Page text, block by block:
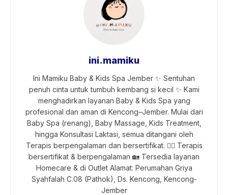
ini.mamiku
Ini Mamiku Baby & Kids Spa Jember ✨ Sentuhan
penuh cinta untuk tumbuh kembang si kecil ✨ Kami
menghadirkan layanan Baby & Kids Spa yang
profesional dan aman di Kencong–Jember. Mulai dari
Baby Spa (renang), Baby Massage, Kids Treatment,
hingga Konsultasi Laktasi, semua ditangani oleh
Terapis berpengalaman dan bersertifikat. 👩‍⚕️ Terapis
bersertifikat & berpengalaman 🏡 Tersedia layanan
Homecare & di Outlet Alamat: Perumahan Griya
Syahfalah C.08 (Pathok), Ds. Kencong, Kencong-
Jember